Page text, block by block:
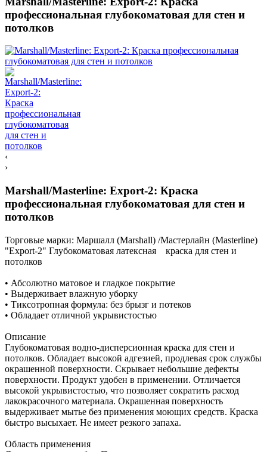
профессиональная глубокоматовая для стен и
потолков
‹
›
Marshall/Masterline: Export-2: Краска
профессиональная глубокоматовая для стен и
потолков
Торговые марки: Маршалл (Marshall) /Мастерлайн (Masterline)
"Export-2" Глубокоматовая латексная краска для стен и
потолков
• Абсолютно матовое и гладкое покрытие
• Выдерживает влажную уборку
• Тиксотропная формула: без брызг и потеков
• Обладает отличной укрывистостью
Описание
Глубокоматовая водно-дисперсионная краска для стен и
потолков. Обладает высокой адгезией, продлевая срок службы
окрашенной поверхности. Скрывает небольшие дефекты
поверхности. Продукт удобен в применении. Отличается
высокой укрывистостью, что позволяет сократить расход
лакокрасочного материала. Окрашенная поверхность
выдерживает мытье без применения моющих средств. Краска
быстро высыхает. Не имеет резкого запаха.
Область применения